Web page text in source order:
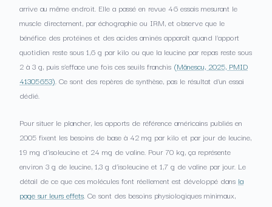
arrive au même endroit. Elle a passé en revue 46 essais mesurant le
muscle directement, par échographie ou IRM, et observe que le
bénéfice des protéines et des acides aminés apparaît quand l’apport
quotidien reste sous 1,6 g par kilo ou que la leucine par repas reste sous
2 à 3 g, puis s’efface une fois ces seuils franchis (Mănescu, 2025, PMID
41305653) . Ce sont des repères de synthèse, pas le résultat d’un essai
dédié.
Pour situer le plancher, les apports de référence américains publiés en
2005 fixent les besoins de base à 42 mg par kilo et par jour de leucine,
19 mg d’isoleucine et 24 mg de valine. Pour 70 kg, ça représente
environ 3 g de leucine, 1,3 g d’isoleucine et 1,7 g de valine par jour. Le
détail de ce que ces molécules font réellement est développé dans la
page sur leurs effets. Ce sont des besoins physiologiques minimaux,